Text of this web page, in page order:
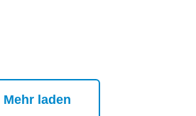
Mehr laden